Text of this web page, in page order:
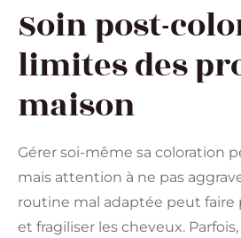
Soin post-
limites des
maison
Gérer soi-même sa coloration
mais attention à ne pas
routine mal adaptée peut faire
et fragiliser les cheveux.